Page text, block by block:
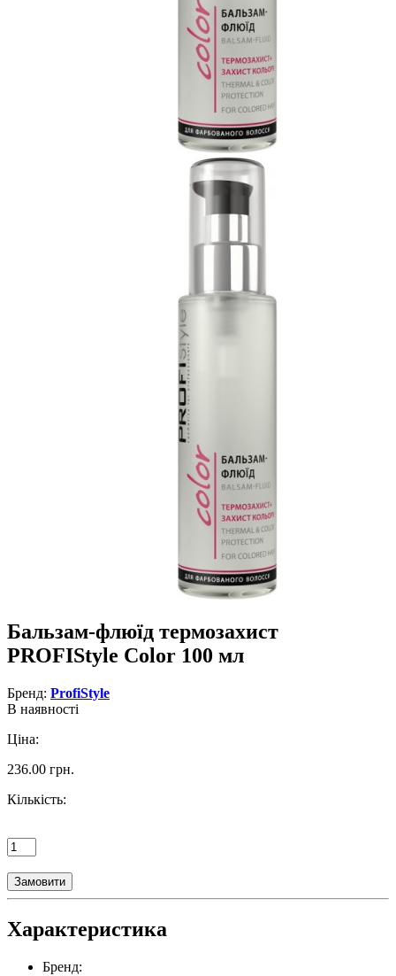
Бальзам-флюїд термозахист
PROFIStyle Color 100 мл
Бренд: ProfiStyle
В наявності
Ціна:
236.00 грн.
Кількість:
Замовити
Характеристика
Бренд: